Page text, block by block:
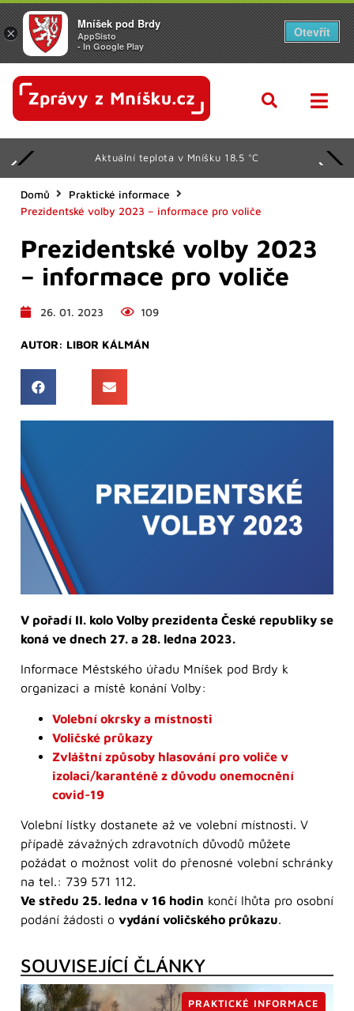
Aktuální teplota v Mníšku 18.5 °C
Domů
Praktické informace
Prezidentské volby 2023 – informace pro voliče
Prezidentské volby 2023
– informace pro voliče
26. 01. 2023 109
AUTOR: LIBOR KÁLMÁN
V pořadí II. kolo Volby prezidenta České republiky se
koná ve dnech 27. a 28. ledna 2023.
Informace Městského úřadu Mníšek pod Brdy k
organizaci a místě konání Volby:
Volební okrsky a místnosti
Voličské průkazy
Zvláštní způsoby hlasování pro voliče v
izolaci/karanténě z důvodu onemocnění
covid-19
Volební lístky dostanete až ve volební místnosti. V
případě závažných zdravotních důvodů můžete
požádat o možnost volit do přenosné volební schránky
na tel.: 739 571 112.
Ve středu 25. ledna v 16 hodin končí lhůta pro osobní
podání žádosti o vydání voličského průkazu.
SOUVISEJÍCÍ ČLÁNKY
PRAKTICKÉ INFORMACE
×
Mníšek pod Brdy
AppSisto
- In Google Play
Otevřít